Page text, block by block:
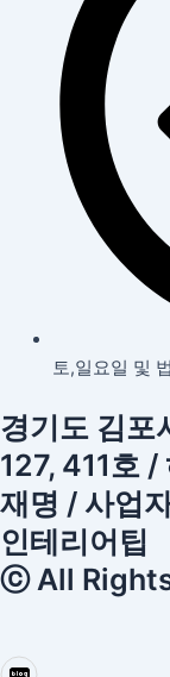
토,일요일 및
경기도 김포
127, 411호
재명 / 사업
인테리어팁
ⓒ All